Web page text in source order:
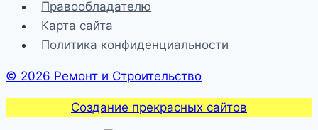
Правообладателю
Карта сайта
Политика конфиденциальности
© 2026 Ремонт и Строительство
Создание прекрасных сайтов